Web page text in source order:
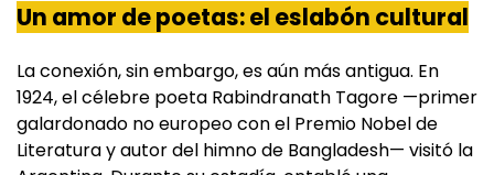
Un amor de poetas: el eslabón cultural
La conexión, sin embargo, es aún más antigua. En
1924, el célebre poeta Rabindranath Tagore —primer
galardonado no europeo con el Premio Nobel de
Literatura y autor del himno de Bangladesh— visitó la